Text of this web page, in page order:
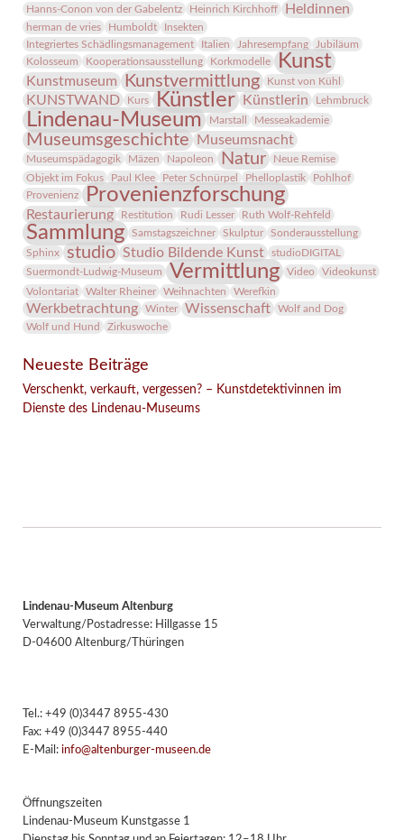
Hanns-Conon von der Gabelentz Heinrich Kirchhoff Heldinnen
herman de vries Humboldt
Insekten
Integriertes Schädlingsmanagement
Italien Jahresempfang
Jubiläum
Kolosseum
Kooperationsausstellung Korkmodelle Kunst
Kunstmuseum Kunstvermittlung Kunst von Kühl
KUNSTWAND Kurs Künstler Künstlerin Lehmbruck
Lindenau-Museum Marstall Messeakademie
Museumsgeschichte Museumsnacht
Museumspädagogik Mäzen Napoleon Natur
Neue Remise
Objekt im Fokus
Paul Klee Peter Schnürpel Phelloplastik
Pohlhof
Provenienz
Provenienzforschung
Restaurierung Restitution Rudi Lesser Ruth Wolf-Rehfeld
Sammlung Samstagszeichner Skulptur
Sonderausstellung
Sphinx
studio Studio Bildende Kunst
studioDIGITAL
Suermondt-Ludwig-Museum
Vermittlung Video
Videokunst
Volontariat
Walter Rheiner Weihnachten Werefkin
Werkbetrachtung Winter Wissenschaft
Wolf and Dog
Wolf und Hund
Zirkuswoche
Neueste Beiträge
Verschenkt, verkauft, vergessen? – Kunstdetektivinnen im
Dienste des Lindenau-Museums
Lindenau-Museum Altenburg
Verwaltung/Postadresse: Hillgasse 15
D-04600 Altenburg/Thüringen
Tel.: +49 (0)3447 8955-430
Fax: +49 (0)3447 8955-440
E-Mail: info@altenburger-museen.de
Öffnungszeiten
Lindenau-Museum Kunstgasse 1